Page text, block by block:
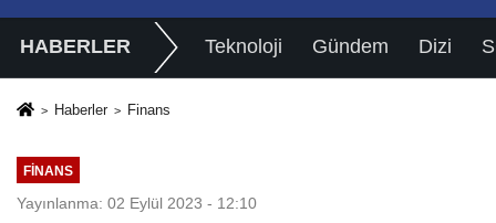
HABERLER Teknoloji Gündem Dizi
Haberler Finans
FINANS
Yayınlanma: 02 Eylül 2023 - 12:10